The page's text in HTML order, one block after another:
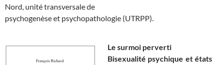
Nord, unité transversale de
psychogenèse et psychopathologie (UTRPP).
Le surmoi perverti
Bisexualité psychique et états